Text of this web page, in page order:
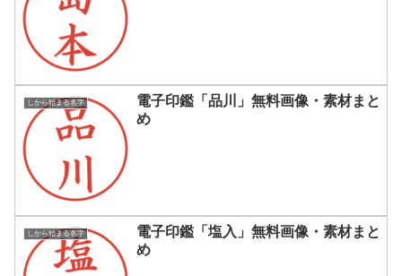
しから始まる名字
電子印鑑「品川」無料画像・素材まと
め
しから始まる名字
電子印鑑「塩入」無料画像・素材まと
め